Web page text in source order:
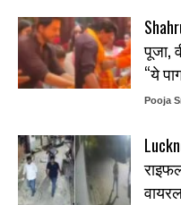
पूजा,
“ये
Pooja